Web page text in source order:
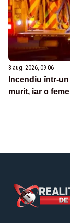
8 aug. 2026, 09:06
Incendiu într-
murit, iar o